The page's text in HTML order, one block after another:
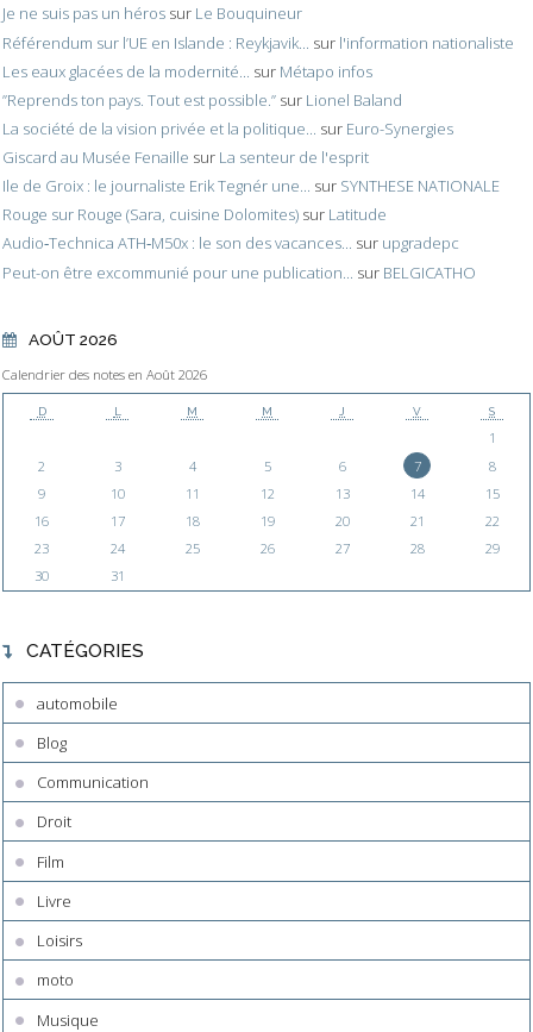
Je ne suis pas un héros sur Le Bouquineur
Référendum sur l’UE en Islande : Reykjavik... sur l'information nationaliste
Les eaux glacées de la modernité... sur Métapo infos
”Reprends ton pays. Tout est possible.” sur Lionel Baland
La société de la vision privée et la politique... sur Euro-Synergies
Giscard au Musée Fenaille sur La senteur de l'esprit
Ile de Groix : le journaliste Erik Tegnér une... sur SYNTHESE NATIONALE
Rouge sur Rouge (Sara, cuisine Dolomites) sur Latitude
Audio‑Technica ATH‑M50x : le son des vacances... sur upgradepc
Peut-on être excommunié pour une publication... sur BELGICATHO
AOÛT 2026
Calendrier des notes en Août 2026
D L M M J V S
1
2
3 4 5 6 7
8
9
10 11 12 13 14
15
16
17 18 19 20 21
22
23
24 25 26 27 28
29
30
31
CATÉGORIES
automobile
Blog
Communication
Droit
Film
Livre
Loisirs
moto
Musique